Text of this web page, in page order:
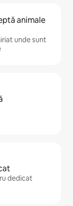
animale
unde sunt
dedicat